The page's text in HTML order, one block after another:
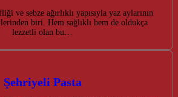
ve sebze ağırlıklı yapısıyla yaz aylarının
biri. Hem sağlıklı hem de oldukça
lezzetli olan bu…
Şehriyeli Pasta